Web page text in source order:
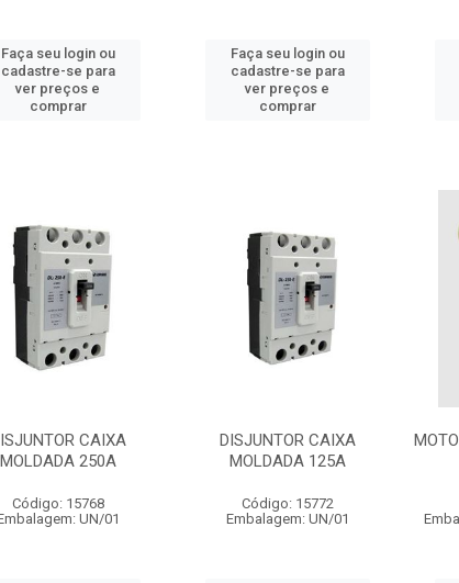
Faça seu login ou
cadastre-se para
ver preços e
comprar
Faça seu login ou
cadastre-se para
ver preços e
comprar
CAIXA
MOLDADA 250A
Código: 15768
UN/01
DISJUNTOR CAIXA
MOLDADA 125A
Código: 15772
Embalagem: UN/01